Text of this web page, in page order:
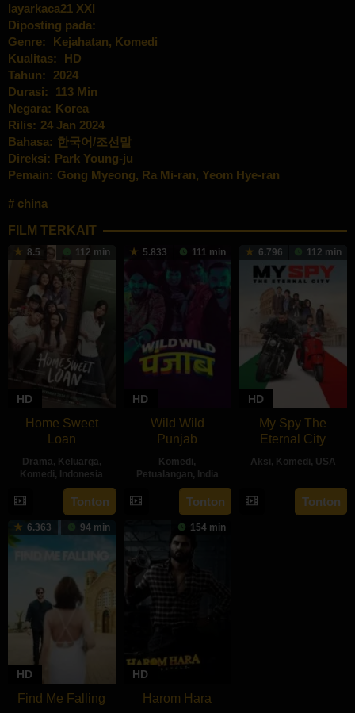
layarkaca21 XXI
Diposting pada:
Genre:
Kejahatan, Komedi
Kualitas:
HD
Tahun:
2024
Durasi:
113 Min
Negara: Korea
Rilis: 24 Jan 2024
Bahasa: 한국어/조선말
Direksi: Park Young-ju
Pemain: Gong Myeong, Ra Mi-ran, Yeom Hye-ran
china
FILM TERKAIT
8.5 112 min
HD
Home Sweet
Loan
Drama, Keluarga,
Komedi, Indonesia
26
Sep
2024
Sabrina
Rochelle
Kalangie
Tonton
5.833 111 min
HD
Wild Wild
Punjab
Komedi,
Petualangan, India
10
Jul
2024
Simarpreet
Singh
Tonton
6.796 112 min
HD
My Spy The
Eternal City
Aksi, Komedi, USA
18
Jul
Peter
Segal
Tonton
6.363 94 min
HD
Find Me Falling
154 min
HD
Harom Hara